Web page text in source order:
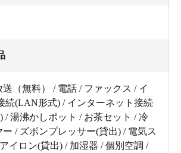
（無料） / 電話 / ファックス / イ
続(LAN形式) / インターネット接続
/ 湯沸かしポット / お茶セット / 冷
/ ズボンプレッサー(貸出) / 電気ス
イロン(貸出) / 加湿器 / 個別空調 /